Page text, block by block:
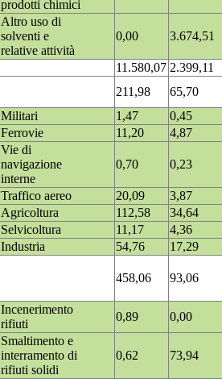
prodotti chimici
Altro uso di
solventi e
relative attività
0,00 3.674,51
11.580,07 2.399,11
211,98
65,70
Militari
1,47
0,45
Ferrovie
11,20
4,87
Vie di
navigazione
interne
0,70 0,23
Traffico aereo 20,09
3,87
Agricoltura
112,58
34,64
Selvicoltura
11,17
4,36
Industria
54,76
17,29
458,06 93,06
Incenerimento
rifiuti
0,89
0,00
Smaltimento e
interramento di
rifiuti solidi
0,62 73,94